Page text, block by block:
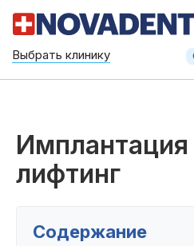
-->
Выбрать клинику
Имплантация
лифтинг
Содержание